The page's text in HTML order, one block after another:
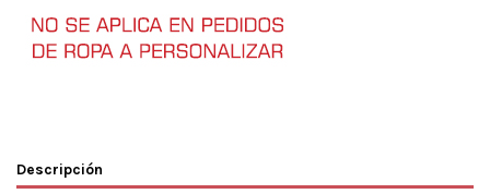
Descripción